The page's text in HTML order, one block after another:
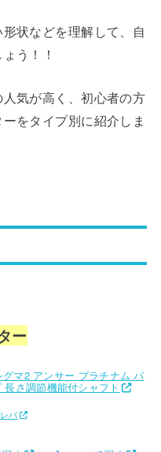
状などを理解して、自
う！！
気が高く、初心者の方
をタイプ別に紹介しま
ー
マ2 アンサー プラチナム パ
さ調節機能付シャフト
バ